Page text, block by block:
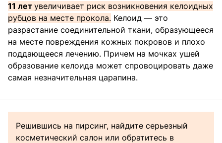
11 лет увеличивает риск возникновения келоидных
рубцов на месте прокола. Келоид — это
разрастание соединительной ткани, образующееся
на месте повреждения кожных покровов и плохо
поддающееся лечению. Причем на мочках ушей
образование келоида может спровоцировать даже
самая незначительная царапина.
Решившись на пирсинг, найдите серьезный
косметический салон или обратитесь в